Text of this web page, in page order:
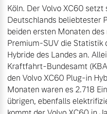
Köln. Der Volvo XC60 setzt
Deutschlands beliebtester
beiden ersten Monaten
Premium-SUV die
Hybride des Landes an.
Kraftfahrt-Bundesamt
den Volvo XC60 Plug-in
Monaten waren es 2.718
übrigen, ebenfalls